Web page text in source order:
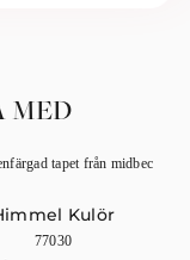
MED
Kulör
77030